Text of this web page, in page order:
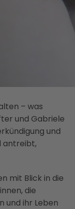
– was
und Gabriele
und
antreibt,
mit Blick in die
die
und ihr Leben